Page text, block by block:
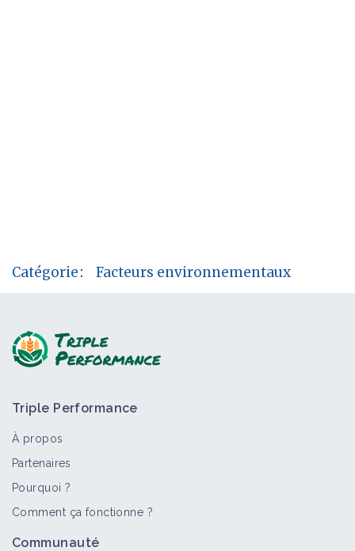
Catégorie: Facteurs environnementaux
Triple Performance
À propos
Partenaires
Pourquoi ?
Comment ça fonctionne ?
Communauté